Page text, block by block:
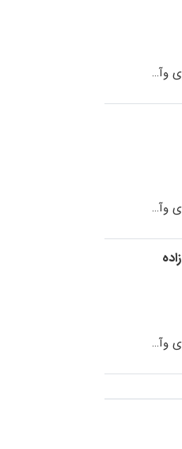
رشته امور آتش‌سوزی وآتش‌نشانی
رشته امور آتش‌سوزی وآتش‌نشانی
رشته امور آتش‌سوزی وآتش‌نشانی